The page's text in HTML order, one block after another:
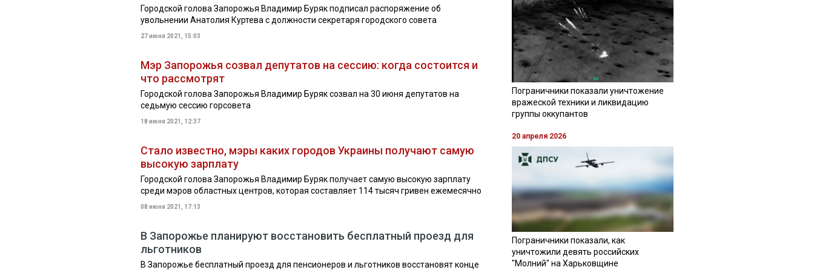
Городской голова Запорожья Владимир Буряк подписал распоряжение об
увольнении Анатолия Куртева с должности секретаря городского совета
27 июня 2021, 15:03
Мэр Запорожья созвал депутатов на сессию: когда состоится и
что рассмотрят
Городской голова Запорожья Владимир Буряк созвал на 30 июня депутатов на
седьмую сессию горсовета
18 июня 2021, 12:37
Стало известно, мэры каких городов Украины получают самую
высокую зарплату
Городской голова Запорожья Владимир Буряк получает самую высокую зарплату
среди мэров областных центров, которая составляет 114 тысяч гривен ежемесячно
08 июня 2021, 17:13
В Запорожье планируют восстановить бесплатный проезд для
льготников
В Запорожье бесплатный проезд для пенсионеров и льготников восстановят конце
Пограничники показали уничтожение
вражеской техники и ликвидацию
группы оккупантов
20 апреля 2026
Пограничники показали, как
уничтожили девять российских
"Молний" на Харьковщине